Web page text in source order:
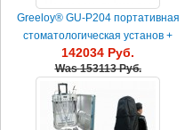
Greeloy® GU-P204 портативная
стоматологическая установ +
Greeloy® GU-P109A-2 пор...
142034 Руб.
Was153113 Руб.